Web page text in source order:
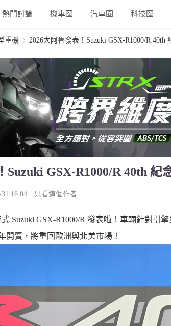
熱門討論 機車圈 汽車圈 科技圈
重機
›
2026大阿魯發表！Suzuki GSX-R1000/R 40th
Suzuki GSX-R1000/R 40th 紀
16:04 只看這個作者
Suzuki GSX-R1000/R 發表啦！車輛針對引
開賣，將重回歐洲與北美市場！